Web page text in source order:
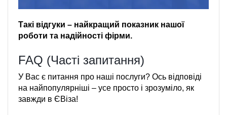
Такі відгуки – найкращий показник нашої
роботи та надійності фірми.
FAQ (Часті запитання)
У Вас є питання про наші послуги? Ось відповіді
на найпопулярніші – усе просто і зрозуміло, як
завжди в ЄВіза!